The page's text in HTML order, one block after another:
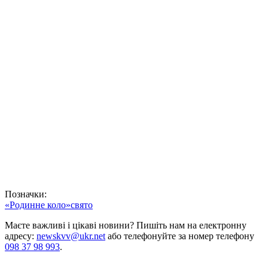
Позначки:
«Родинне коло»свято
Маєте важливі і цікаві новини? Пишіть нам на електронну
адресу: newskvv@ukr.netабо телефонуйте за номер телефону
098 37 98 993.